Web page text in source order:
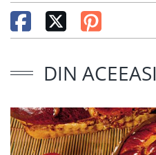
DIN ACEEASI